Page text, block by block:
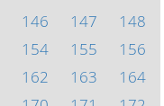
146 147
148
154 155
156
162 163
164